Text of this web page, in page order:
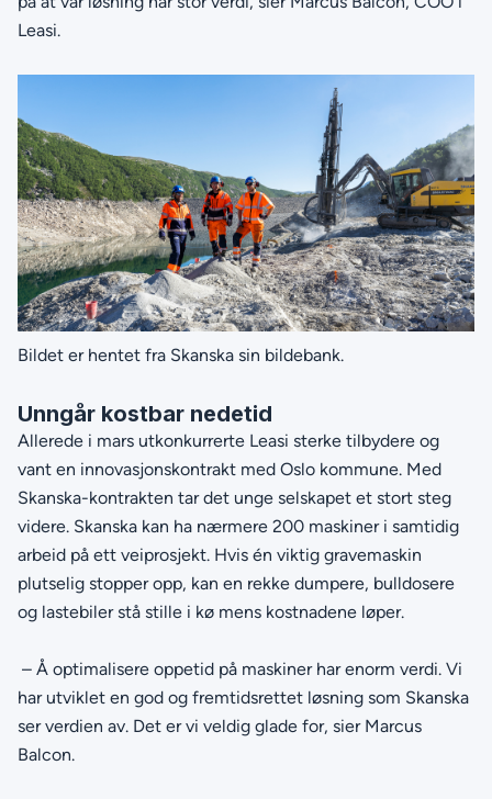
Leasi.
Bildet er hentet fra Skanska sin bildebank.
Unngår kostbar nedetid
Allerede i mars utkonkurrerte Leasi sterke tilbydere og
vant en innovasjonskontrakt med Oslo kommune. Med
Skanska-kontrakten tar det unge selskapet et stort steg
videre. Skanska kan ha nærmere 200 maskiner i samtidig
arbeid på ett veiprosjekt. Hvis én viktig gravemaskin
plutselig stopper opp, kan en rekke dumpere, bulldosere
og lastebiler stå stille i kø mens kostnadene løper.
– Å optimalisere oppetid på maskiner har enorm verdi. Vi
har utviklet en god og fremtidsrettet løsning som Skanska
ser verdien av. Det er vi veldig glade for, sier Marcus
Balcon.